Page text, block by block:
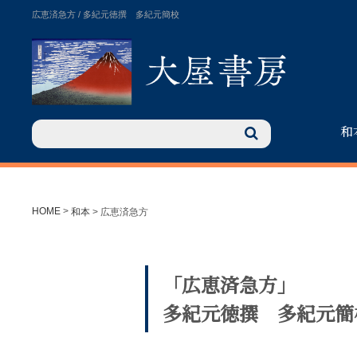
広恵済急方 / 多紀元徳撰 多紀元簡校
和
HOME > 和本 > 広恵済急方
「広恵済急方」
多紀元徳撰 多紀元